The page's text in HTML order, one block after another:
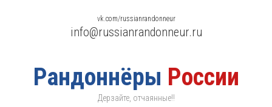
Рандоннёры России
Дерзайте, отчаянные!!
vk.com/russianrandonneur
info@russianrandonneur.ru